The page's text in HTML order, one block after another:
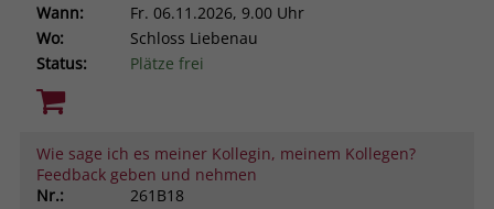
Wann:
Fr. 06.11.2026, 9.00 Uhr
Wo:
Schloss Liebenau
Status:
Plätze frei
Wie sage ich es meiner Kollegin, meinem Kollegen?
Feedback geben und nehmen
Nr.:
261B18